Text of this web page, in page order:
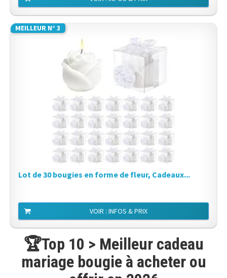
MEILLEUR N° 3
Lot de 30 bougies en forme de fleur, Cadeaux...
VOIR : INFOS & PRIX
🏆Top 10 > Meilleur cadeau
mariage bougie à acheter ou